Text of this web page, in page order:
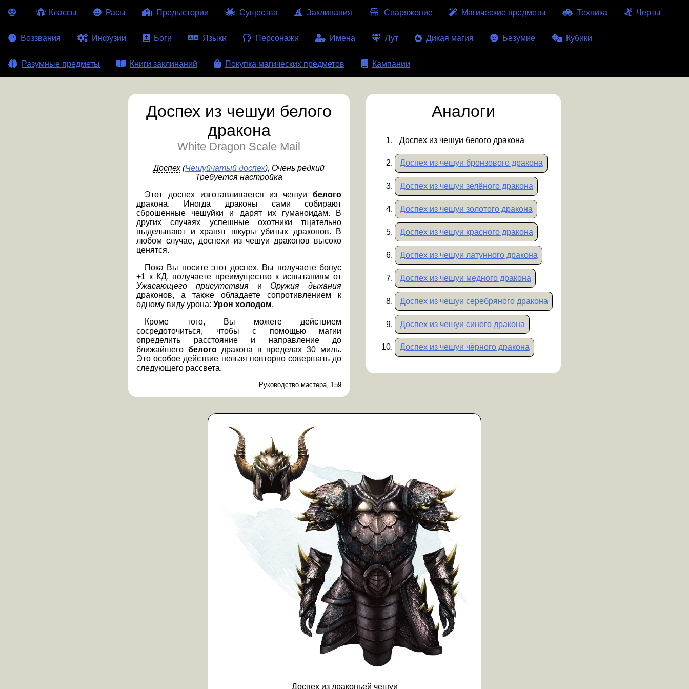
Классы Расы Предыстории Существа Заклинания Снаряжение Магические предметы Техника Черты
Воззвания Инфузии Боги Языки Персонажи Имена Лут Дикая магия Безумие Кубики
Разумные предметы Книги заклинаний Покупка магических предметов Кампании
Доспех из чешуи белого
дракона
White Dragon Scale Mail
Доспех(Чешуйчатый доспех), Очень редкий
Требуется настройка
Этот доспех изготавливается из чешуибелого
дракона. Иногда драконы сами собирают
сброшенные чешуйки и дарят их гуманоидам. В
других случаях успешные охотники тщательно
выделывают и хранят шкуры убитых драконов. В
любом случае, доспехи из чешуи драконов высоко
ценятся.
Пока Вы носите этот доспех, Вы получаете бонус
+1 к КД, получаете преимущество к испытаниям от
Ужасающего присутствияиОружия дыхания
драконов, а также обладаете сопротивлением к
одному виду урона:Урон холодом.
Кроме того, Вы можете действием
сосредоточиться, чтобы с помощью магии
определить расстояние и направление до
ближайшего белогодракона в пределах 30 миль.
Это особое действие нельзя повторно совершать до
следующего рассвета.
Руководство мастера, 159
Аналоги
Доспех из чешуи белого дракона
Доспех из чешуи бронзового дракона
Доспех из чешуи зелёного дракона
Доспех из чешуи золотого дракона
Доспех из чешуи красного дракона
Доспех из чешуи латунного дракона
Доспех из чешуи медного дракона
Доспех из чешуи серебряного дракона
Доспех из чешуи синего дракона
Доспех из чешуи чёрного дракона
Доспех из драконьей чешуи